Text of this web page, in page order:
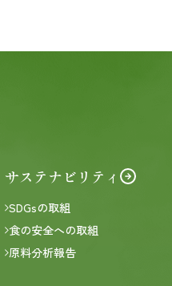
サステナビリティ
SDGsの取組
食の安全への取組
原料分析報告